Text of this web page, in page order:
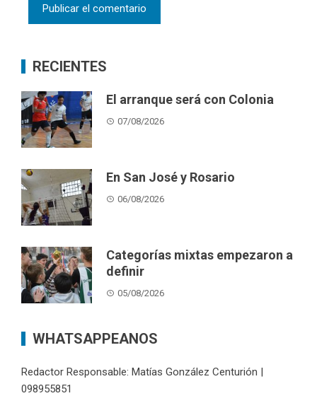
RECIENTES
El arranque será con Colonia
07/08/2026
En San José y Rosario
06/08/2026
Categorías mixtas empezaron a
definir
05/08/2026
WHATSAPPEANOS
Redactor Responsable: Matías González Centurión |
098955851